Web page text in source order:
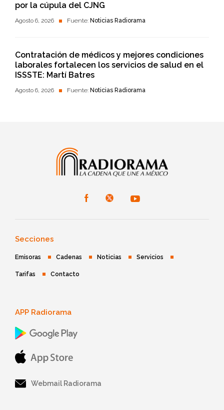
por la cúpula del CJNG
Agosto 6, 2026 Fuente: Noticias Radiorama
Contratación de médicos y mejores condiciones
laborales fortalecen los servicios de salud en el
ISSSTE: Martí Batres
Agosto 6, 2026 Fuente: Noticias Radiorama
Secciones
Emisoras Cadenas Noticias Servicios
Tarifas Contacto
APP Radiorama
Webmail Radiorama